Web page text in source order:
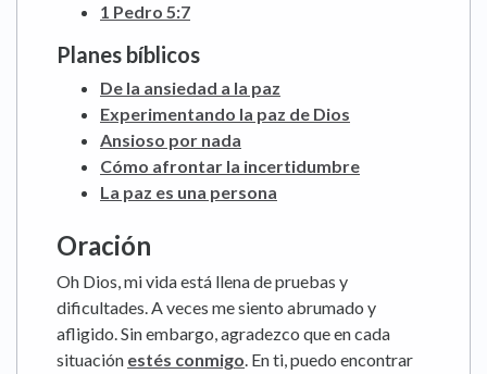
1 Pedro 5:7
Planes bíblicos
De la ansiedad a la paz
Experimentando la paz de Dios
Ansioso por nada
Cómo afrontar la incertidumbre
La paz es una persona
Oración
Oh Dios, mi vida está llena de pruebas y
dificultades. A veces me siento abrumado y
afligido. Sin embargo, agradezco que en cada
situación estés conmigo. En ti, puedo encontrar